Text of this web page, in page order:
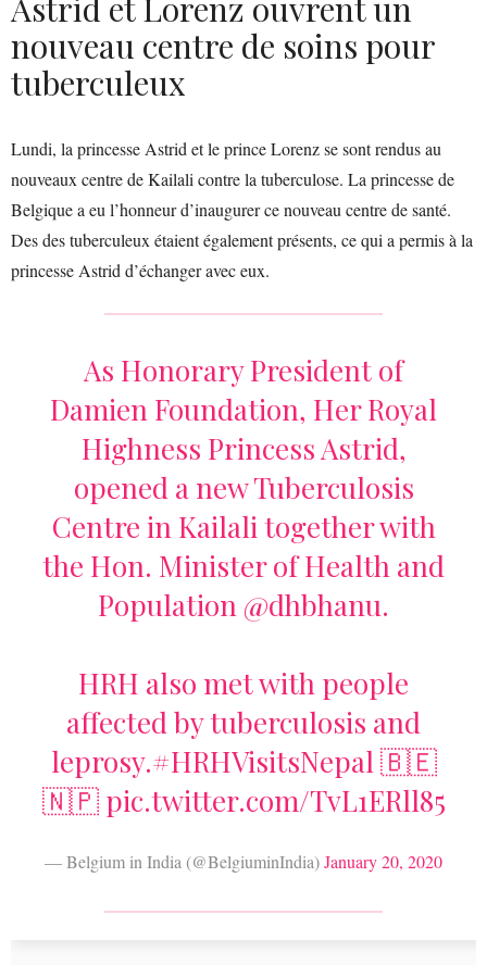
Astrid et Lorenz ouvrent un
nouveau centre de soins pour
tuberculeux
Lundi, la princesse Astrid et le prince Lorenz se sont rendus au
nouveaux centre de Kailali contre la tuberculose. La princesse de
Belgique a eu l’honneur d’inaugurer ce nouveau centre de santé.
Des des tuberculeux étaient également présents, ce qui a permis à la
princesse Astrid d’échanger avec eux.
As Honorary President of
Damien Foundation, Her Royal
Highness Princess Astrid,
opened a new Tuberculosis
Centre in Kailali together with
the Hon. Minister of Health and
Population @dhbhanu.
HRH also met with people
affected by tuberculosis and
leprosy.#HRHVisitsNepal🇧🇪
🇳🇵 pic.twitter.com/TvL1ERll85
— Belgium in India (@BelgiuminIndia)January 20, 2020